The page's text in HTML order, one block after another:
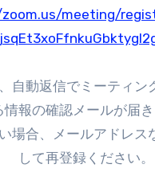
meeting/
自動返信でミーティン
情報の確認メールが届き
場合、メールアドレス
して再登録ください。